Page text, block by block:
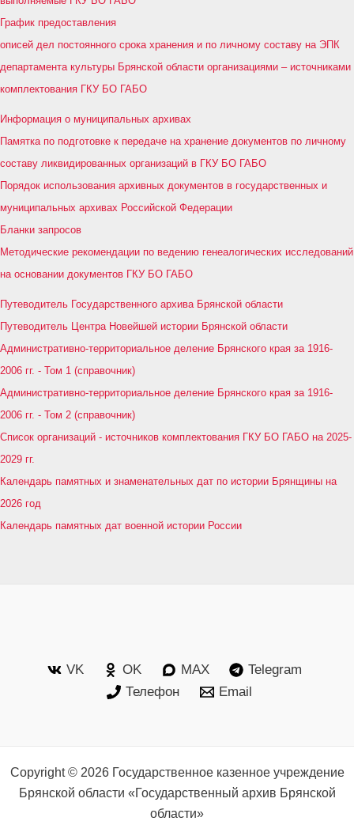
График предоставления
описей дел постоянного срока хранения и по личному составу на ЭПК
департамента культуры Брянской области организациями – источниками
комплектования ГКУ БО ГАБО
Информация о муниципальных архивах
Памятка по подготовке к передаче на хранение документов по личному
составу ликвидированных организаций в ГКУ БО ГАБО
Порядок использования архивных документов в государственных и
муниципальных архивах Российской Федерации
Бланки запросов
Методические рекомендации по ведению генеалогических исследований
на основании документов ГКУ БО ГАБО
Путеводитель Государственного архива Брянской области
Путеводитель Центра Новейшей истории Брянской области
Административно-территориальное деление Брянского края за 1916-
2006 гг. - Том 1 (справочник)
Административно-территориальное деление Брянского края за 1916-
2006 гг. - Том 2 (справочник)
Список организаций - источников комплектования ГКУ БО ГАБО на 2025-
2029 гг.
Календарь памятных и знаменательных дат по истории Брянщины на
2026 год
Календарь памятных дат военной истории России
VK OK MAX
Telegram
Телефон
Email
Copyright © 2026 Государственное казенное учреждение
Брянской области «Государственный архив Брянской
области»